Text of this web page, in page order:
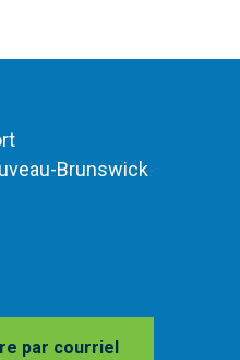
Brunswick
par courriel